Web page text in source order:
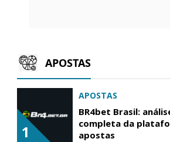
APOSTAS
1
APOSTAS
BR4bet Brasil:
completa da
apostas